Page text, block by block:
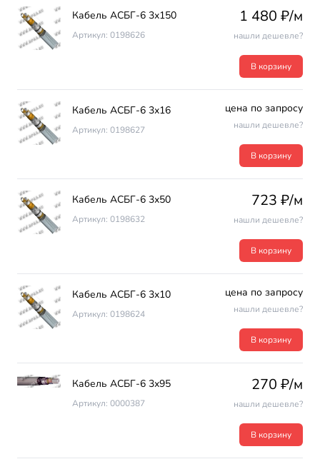
Кабель АСБГ-6 3х150
Артикул: 0198626
1 480 ₽/м
нашли дешевле?
В корзину
Кабель АСБГ-6 3х16
Артикул: 0198627
цена по запросу
нашли дешевле?
В корзину
Кабель АСБГ-6 3х50
Артикул: 0198632
723 ₽/м
нашли дешевле?
В корзину
Кабель АСБГ-6 3х10
Артикул: 0198624
цена по запросу
нашли дешевле?
В корзину
Кабель АСБГ-6 3х95
Артикул: 0000387
270 ₽/м
нашли дешевле?
В корзину